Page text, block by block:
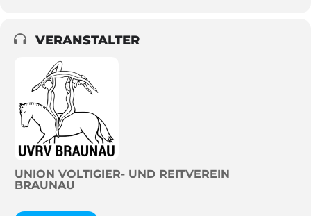
VERANSTALTER
UNION VOLTIGIER- UND REITVEREIN
BRAUNAU